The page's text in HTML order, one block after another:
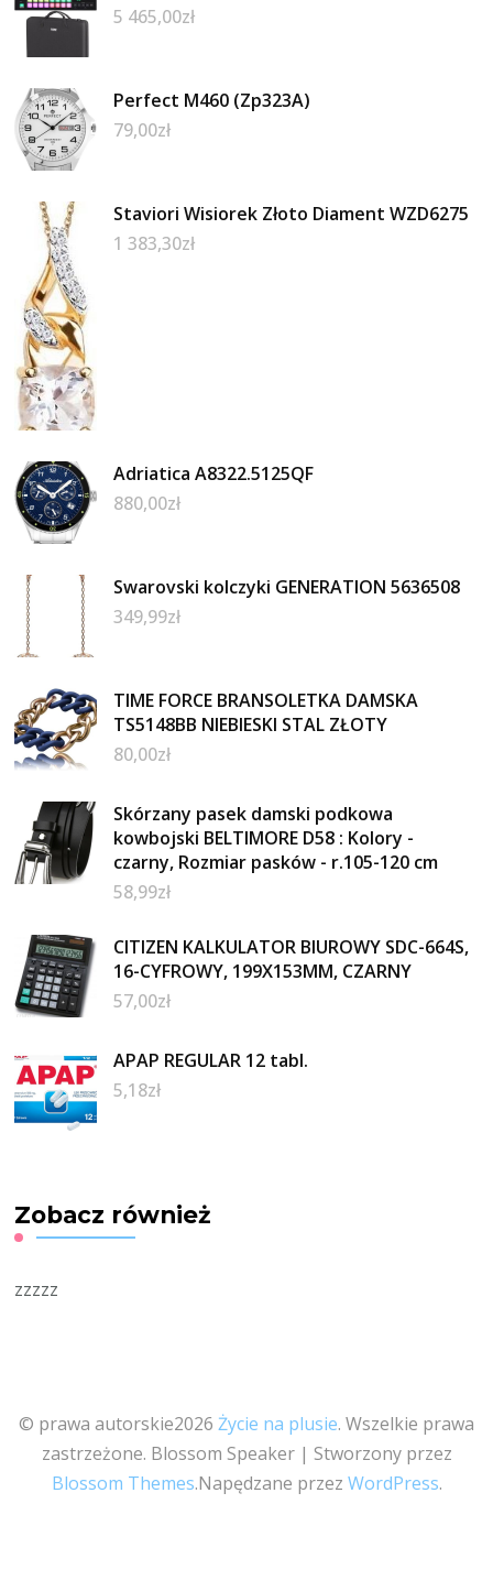
5 465,00zł
Perfect M460 (Zp323A)
79,00zł
Staviori Wisiorek Złoto Diament WZD6275
1 383,30zł
Adriatica A8322.5125QF
880,00zł
Swarovski kolczyki GENERATION 5636508
349,99zł
TIME FORCE BRANSOLETKA DAMSKA
TS5148BB NIEBIESKI STAL ZŁOTY
80,00zł
Skórzany pasek damski podkowa
kowbojski BELTIMORE D58 : Kolory -
czarny, Rozmiar pasków - r.105-120 cm
58,99zł
CITIZEN KALKULATOR BIUROWY SDC-664S,
16-CYFROWY, 199X153MM, CZARNY
57,00zł
APAP REGULAR 12 tabl.
5,18zł
Zobacz również
zzzzz
© prawa autorskie2026 Życie na plusie. Wszelkie prawa
zastrzeżone. Blossom Speaker | Stworzony przez
Blossom Themes.Napędzane przez WordPress.